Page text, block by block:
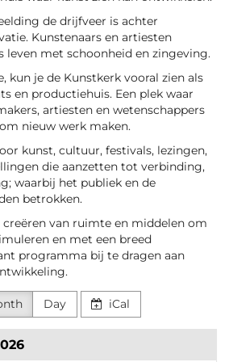
de drijfveer is achter
Kunstenaars en artiesten
leven met schoonheid en zingeving.
kun je de Kunstkerk vooral zien als
en productiehuis. Een plek waar
artiesten en wetenschappers
nieuw werk maken.
kunst, cultuur, festivals, lezingen,
die aanzetten tot verbinding,
waarbij het publiek en de
betrokken.
van ruimte en middelen om
en met een breed
programma bij te dragen aan
Day iCal